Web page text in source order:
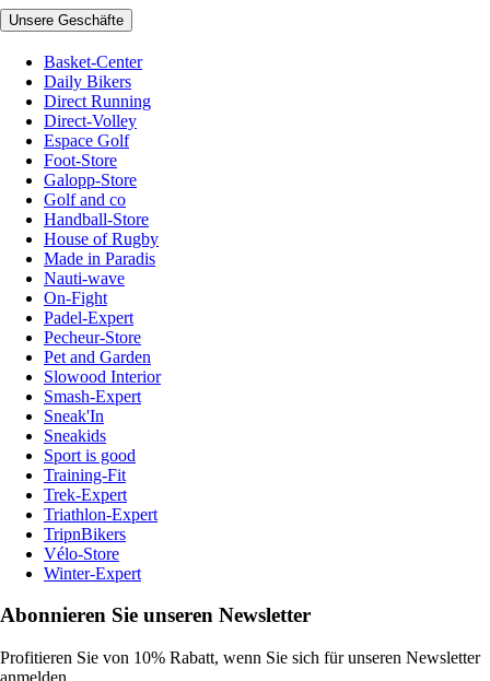
Unsere Geschäfte
Basket-Center
Daily Bikers
Direct Running
Direct-Volley
Espace Golf
Foot-Store
Galopp-Store
Golf and co
Handball-Store
House of Rugby
Made in Paradis
Nauti-wave
On-Fight
Padel-Expert
Pecheur-Store
Pet and Garden
Slowood Interior
Smash-Expert
Sneak'In
Sneakids
Sport is good
Training-Fit
Trek-Expert
Triathlon-Expert
TripnBikers
Vélo-Store
Winter-Expert
Abonnieren Sie unseren Newsletter
Profitieren Sie von 10% Rabatt, wenn Sie sich für unseren Newsletter